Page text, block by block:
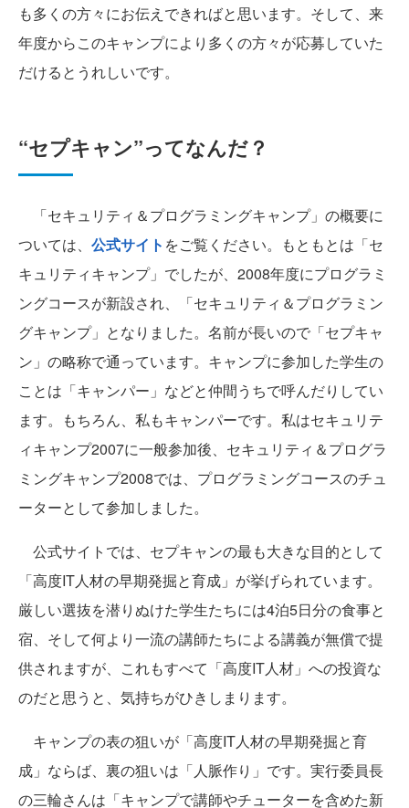
も多くの方々にお伝えできればと思います。そして、来
年度からこのキャンプにより多くの方々が応募していた
だけるとうれしいです。
“セプキャン”ってなんだ？
「セキュリティ＆プログラミングキャンプ」の概要に
ついては、 公式サイト をご覧ください。もともとは「セ
キュリティキャンプ」でしたが、2008年度にプログラミ
ングコースが新設され、「セキュリティ＆プログラミン
グキャンプ」となりました。名前が長いので「セプキャ
ン」の略称で通っています。キャンプに参加した学生の
ことは「キャンパー」などと仲間うちで呼んだりしてい
ます。もちろん、私もキャンパーです。私はセキュリテ
ィキャンプ2007に一般参加後、セキュリティ＆プログラ
ミングキャンプ2008では、プログラミングコースのチュ
ーターとして参加しました。
公式サイトでは、セプキャンの最も大きな目的として
「高度IT人材の早期発掘と育成」が挙げられています。
厳しい選抜を潜りぬけた学生たちには4泊5日分の食事と
宿、そして何より一流の講師たちによる講義が無償で提
供されますが、これもすべて「高度IT人材」への投資な
のだと思うと、気持ちがひきしまります。
キャンプの表の狙いが「高度IT人材の早期発掘と育
成」ならば、裏の狙いは「人脈作り」です。実行委員長
の三輪さんは「キャンプで講師やチューターを含めた新